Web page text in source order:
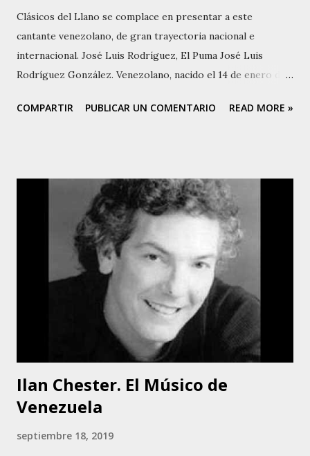
Clásicos del Llano se complace en presentar a este
cantante venezolano, de gran trayectoria nacional e
internacional. José Luis Rodríguez, El Puma José Luis
Rodríguez González. Venezolano, nacido el 14 de enero de
comerciante, dueño de una línea de taxis, y una humilde
pero alcanzaba para todos. Al morir el padre, José Antonio,
producto del excesos etílicos, la debacle fue total. Tuvieron
que repartirse en varios hogares. Así le toco vivir en Catia,
en Blandín y otros sitios, según el alquiler, mas o menos al
alcance de los humildes ingresos que recibían. Estos
ingresos provenían de la ayuda familiar. La Sra. Ana era
militante de Acción Democrática. En tiempos de la dictadura
de Marcos Pérez Jiménez, esto era ilegal. Los Rodríguez
COMPARTIR PUBLICAR UN COMENTARIO READ MORE »
Ilan Chester. El Músico de
Venezuela
septiembre 18, 2019